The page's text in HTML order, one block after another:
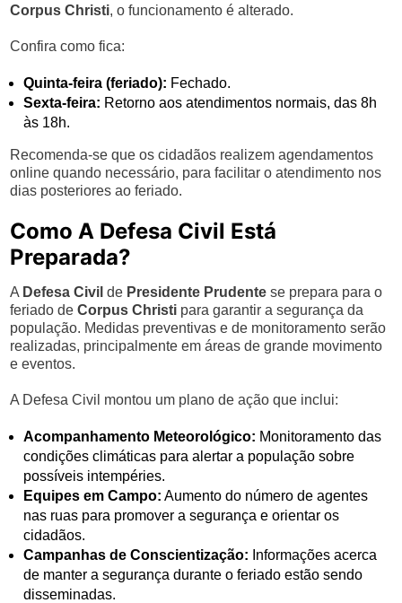
Corpus Christi, o funcionamento é alterado.
Confira como fica:
Quinta-feira (feriado): Fechado.
Sexta-feira: Retorno aos atendimentos normais, das 8h
às 18h.
Recomenda-se que os cidadãos realizem agendamentos
online quando necessário, para facilitar o atendimento nos
dias posteriores ao feriado.
Como A Defesa Civil Está
Preparada?
A Defesa Civil de Presidente Prudente se prepara para o
feriado deCorpus Christi para garantir a segurança da
população. Medidas preventivas e de monitoramento serão
realizadas, principalmente em áreas de grande movimento
e eventos.
A Defesa Civil montou um plano de ação que inclui:
Acompanhamento Meteorológico: Monitoramento das
condições climáticas para alertar a população sobre
possíveis intempéries.
Equipes em Campo: Aumento do número de agentes
nas ruas para promover a segurança e orientar os
cidadãos.
Campanhas de Conscientização: Informações acerca
de manter a segurança durante o feriado estão sendo
disseminadas.